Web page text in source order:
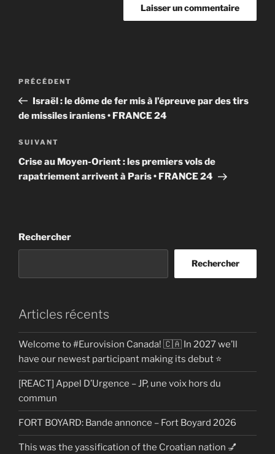
Navigation
l’article
Article
précédent
PRÉCÉDENT
Israël : le dôme de fer mis à l’épreuve par des tirs
de missiles iraniens • FRANCE 24
Article
suivant
SUIVANT
Crise au Moyen-Orient : les premiers vols de
rapatriement arrivent à Paris • FRANCE 24
Rechercher
Rechercher
Articles récents
Welcome to #Eurovision Canada! 🇨🇦 In 2027 we’ll
have our newest participant making its debut ⭐
[REACT] Appel D’Urgence – JP, une voix hors du
commun
FORT BOYARD: Bande annonce – Fort Boyard 2026
This was the yassification of the Croatian nation 💅